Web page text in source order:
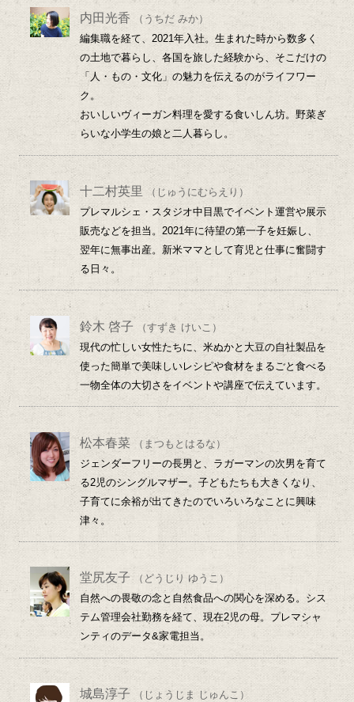
内田光香
（うちだ みか）
編集職を経て、2021年入社。生まれた時から数多く
の土地で暮らし、各国を旅した経験から、そこだけの
「人・もの・文化」の魅力を伝えるのがライフワー
ク。
おいしいヴィーガン料理を愛する食いしん坊。野菜ぎ
らいな小学生の娘と二人暮らし。
十二村英里 （じゅうにむらえり）
プレマルシェ・スタジオ中目黒でイベント運営や展示
販売などを担当。2021年に待望の第一子を妊娠し、
翌年に無事出産。新米ママとして育児と仕事に奮闘す
る日々。
鈴木 啓子
（すずき けいこ）
現代の忙しい女性たちに、米ぬかと大豆の自社製品を
使った簡単で美味しいレシピや食材をまるごと食べる
一物全体の大切さをイベントや講座で伝えています。
松本春菜
（まつもとはるな）
ジェンダーフリーの長男と、ラガーマンの次男を育て
る2児のシングルマザー。子どもたちも大きくなり、
子育てに余裕が出てきたのでいろいろなことに興味
津々。
堂尻友子
（どうじり ゆうこ）
自然への畏敬の念と自然食品への関心を深める。シス
テム管理会社勤務を経て、現在2児の母。プレマシャ
ンティのデータ&家電担当。
城島淳子
（じょうじま じゅんこ）